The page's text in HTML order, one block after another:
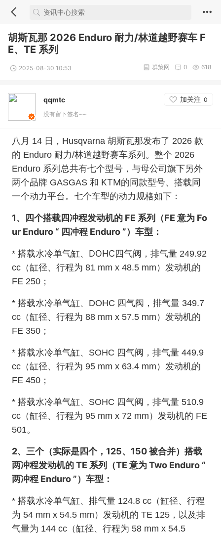
胡斯瓦那 2026 Enduro 耐力/林道越野赛车 F
E、TE 系列
2025-08-30 10:53 618
0
群策网
qqmtc 加关注 0
没有留下签名~~
八月 14 日，Husqvarna 胡斯瓦那发布了 2026 款
的 Enduro 耐力/林道越野赛车系列。整个 2026
Enduro 系列总共有七个型号，与母公司旗下另外
两个品牌 GASGAS 和 KTM的同款型号、搭载同
一个动力平台。七个车型的动力规格如下：
1、四个搭载四冲程发动机的 FE 系列（FE 意为 Fo
ur Enduro “ 四冲程 Enduro ”）车型：
* 搭载水冷单气缸、 DOHC 四气阀，排气量 249.92
cc（缸径、行程为 81 mm x 48.5 mm） 发动机的
FE 250；
* 搭载水冷单气缸、DOHC 四气阀，排气量 349.7
cc（缸径、行程为 88 mm x 57.5 mm）发动机的
FE 350；
* 搭载水冷单气缸、SOHC 四气阀，排气量 449.9
cc（缸径、行程为 95 mm x 63.4 mm）发动机的
FE 450；
* 搭载水冷单气缸、SOHC 四气阀，排气量 510.9
cc（缸径、行程为 95 mm x 72 mm）发动机的 FE
501。
2、三个（实际是四个，125、150 被合并）搭载
两冲程发动机的 TE 系列（TE 意为 Two Enduro “
两冲程 Enduro ”）车型：
* 搭载水冷单气缸、排气量 124.8 cc（缸径、行程
为 54 mm x 54.5 mm）发动机的 TE 125，以及排
气量为 144 cc（缸径、行程为 58 mm x 54.5